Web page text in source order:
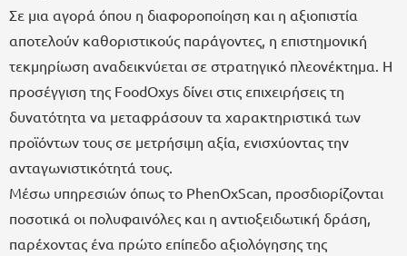
Σε μια αγορά όπου η διαφοροποίηση και η αξιοπιστία
αποτελούν καθοριστικούς παράγοντες, η επιστημονική
τεκμηρίωση αναδεικνύεται σε στρατηγικό πλεονέκτημα. Η
προσέγγιση της FoodOxys δίνει στις επιχειρήσεις τη
δυνατότητα να μεταφράσουν τα χαρακτηριστικά των
προϊόντων τους σε μετρήσιμη αξία, ενισχύοντας την
ανταγωνιστικότητά τους.
Μέσω υπηρεσιών όπως το PhenOxScan, προσδιορίζονται
ποσοτικά οι πολυφαινόλες και η αντιοξειδωτική δράση,
παρέχοντας ένα πρώτο επίπεδο αξιολόγησης της